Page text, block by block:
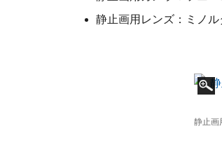
静止画用レンズ：ミノ
静止画